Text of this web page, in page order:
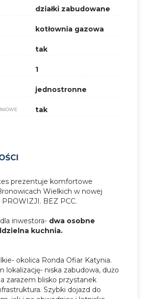
działki zabudowane
kotłownia gazowa
tak
1
jednostronne
tak
prezentuje komfortowe
Wielkich w nowej
BEZ PCC.
inwestora- dwa osobne
kuchnia.
okolica Ronda Ofiar Katynia.
lokalizację- niska zabudowa, dużo
zarazem blisko przystanek
Szybki dojazd do